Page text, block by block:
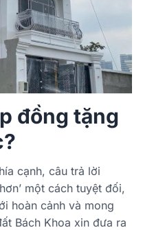
đồng tặng
cạnh, câu trả lời
một cách tuyệt đối,
hoàn cảnh và mong
Bách Khoa xin đưa ra